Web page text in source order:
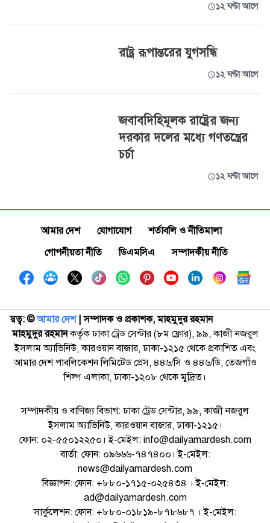
১২ ঘণ্টা আগে
রাষ্ট্র রূপান্তরের যুগসন্ধি
১২ ঘণ্টা আগে
জবাবদিহিমূলক রাষ্ট্রের জন্য
দরকার দলের মধ্যে গণতন্ত্রের
চর্চা
১২ ঘণ্টা আগে
আমার দেশ যোগাযোগ
শর্তাবলি ও নীতিমালা
গোপনীয়তা নীতি
ডিএমসিএ সম্পাদকীয় নীতি
স্বত্ব: ©️আমার দেশ| সম্পাদক ও প্রকাশক, মাহমুদুর রহমান
মাহমুদুর রহমানকর্তৃক ঢাকা ট্রেড সেন্টার (৮ম ফ্লোর), ৯৯, কাজী নজরুল
ইসলাম অ্যাভিনিউ, কারওয়ান বাজার, ঢাকা-১২১৫ থেকে প্রকাশিত এবং
আমার দেশ পাবলিকেশন লিমিটেড প্রেস, ৪৪৬/সি ও ৪৪৬/ডি, তেজগাঁও
শিল্প এলাকা, ঢাকা-১২০৮ থেকে মুদ্রিত।
সম্পাদকীয় ও বাণিজ্য বিভাগ: ঢাকা ট্রেড সেন্টার, ৯৯, কাজী নজরুল
ইসলাম অ্যাভিনিউ, কারওয়ান বাজার, ঢাকা-১২১৫।
ফোন: ০২-৫৫০১২২৫০। ই-মেইল: info@dailyamardesh.com
বার্তা: ফোন: ০৯৬৬৬-৭৪৭৪০০। ই-মেইল:
news@dailyamardesh.com
বিজ্ঞাপন: ফোন: +৮৮০-১৭১৫-০২৫৪৩৪ । ই-মেইল:
ad@dailyamardesh.com
সার্কুলেশন: ফোন: +৮৮০-০১৮১৯-৮৭৮৬৮৭ । ই-মেইল: